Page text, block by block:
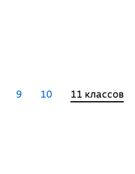
9 10 11 классов